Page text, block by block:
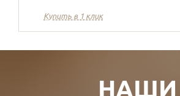
Купить в 1 клик
НАШИ